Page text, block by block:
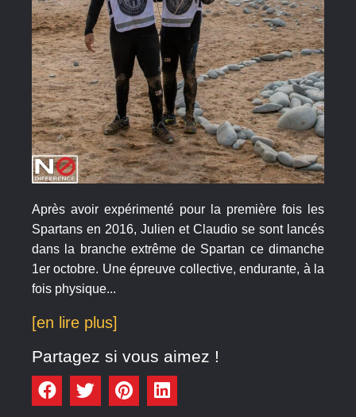
Après avoir expérimenté pour la première fois les
Spartans en 2016, Julien et Claudio se sont lancés
dans la branche extrême de Spartan ce dimanche
1er octobre. Une épreuve collective, endurante, à la
fois physique...
[en lire plus]
Partagez si vous aimez !